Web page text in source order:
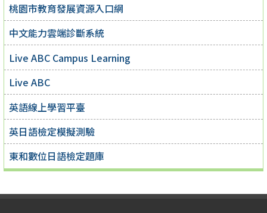
桃園市教育發展資源入口網
中文能力雲端診斷系統
Live ABC Campus Learning
Live ABC
英語線上學習平臺
英日語檢定模擬測驗
東和數位日語檢定題庫